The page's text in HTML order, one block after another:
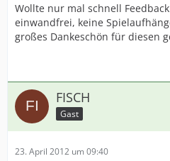
Wollte nur mal schnell
einwandfrei, keine
großes Dankeschön für diesen
FISCH
Gast
23. April 2012 um 09:40